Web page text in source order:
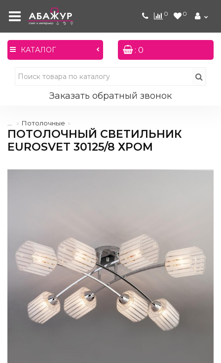
0 0
КАТАЛОГ : 0
Заказать обратный звонок
Потолочные
ПОТОЛОЧНЫЙ СВЕТИЛЬНИК
EUROSVET 30125/8 ХРОМ